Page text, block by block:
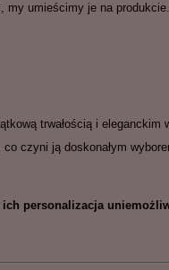
my umieścimy je na
trwałością i eleganckim
czyni ją doskonałym
personalizacja